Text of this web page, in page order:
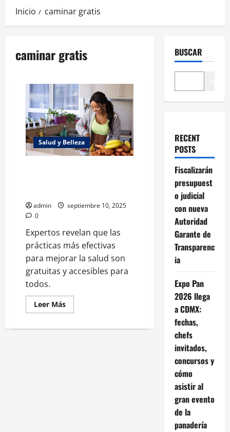
Inicio caminar gratis
caminar gratis
Salud y Belleza
admin
septiembre 10, 2025
0
Expertos revelan que las
prácticas más efectivas
para mejorar la salud son
gratuitas y accesibles para
todos.
Leer MásLeer
más
Bienestar
BUSCAR
RECENT
POSTS
Fiscalizarán
presupuest
o judicial
con nueva
Autoridad
Garante de
Transparenc
ia
Expo Pan
2026 llega
a CDMX:
fechas,
chefs
invitados,
concursos y
cómo
asistir al
gran evento
de la
panadería